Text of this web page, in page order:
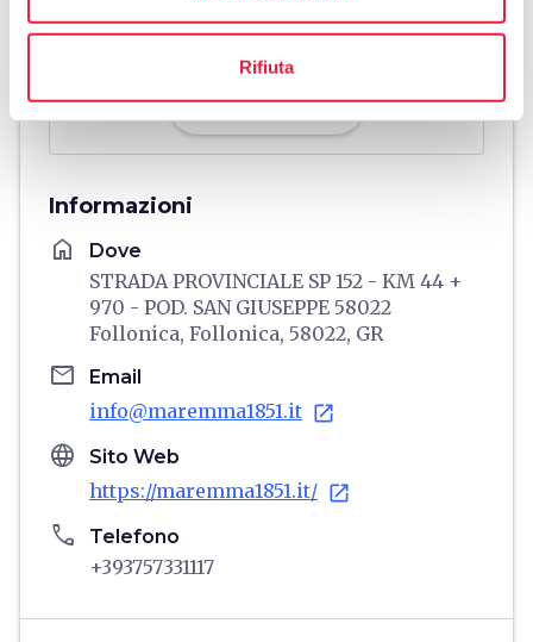
Rifiuta
directions Indicazioni
Informazioni
home Dove
STRADA PROVINCIALE SP 152 - KM 44 +
970 - POD. SAN GIUSEPPE 58022
Follonica, Follonica, 58022, GR
email Email
info@maremma1851.it open_in_new
language Sito Web
https://maremma1851.it/ open_in_new
phone Telefono
+393757331117